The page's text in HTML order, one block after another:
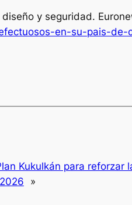
y seguridad.
en-su-pais-de-
Kukulkán para reforzar
»